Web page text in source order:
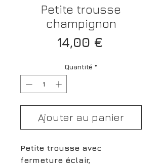
Petite trousse
champignon
14,00 €Prix
Quantité *
Ajouter au panier
Petite trousse avec
fermeture éclair,